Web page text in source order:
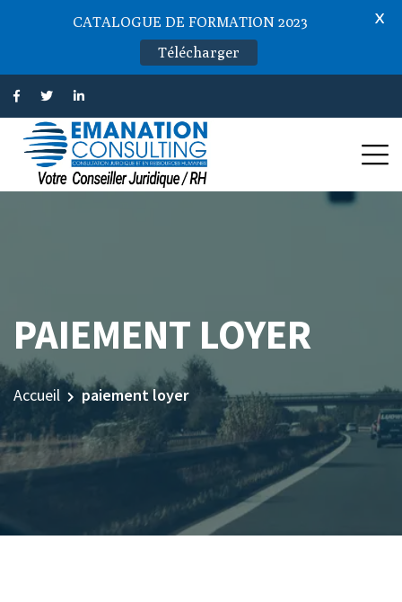
PAIEMENT LOYER
Accueil paiement loyer
CATALOGUE DE FORMATION 2023
Télécharger
X